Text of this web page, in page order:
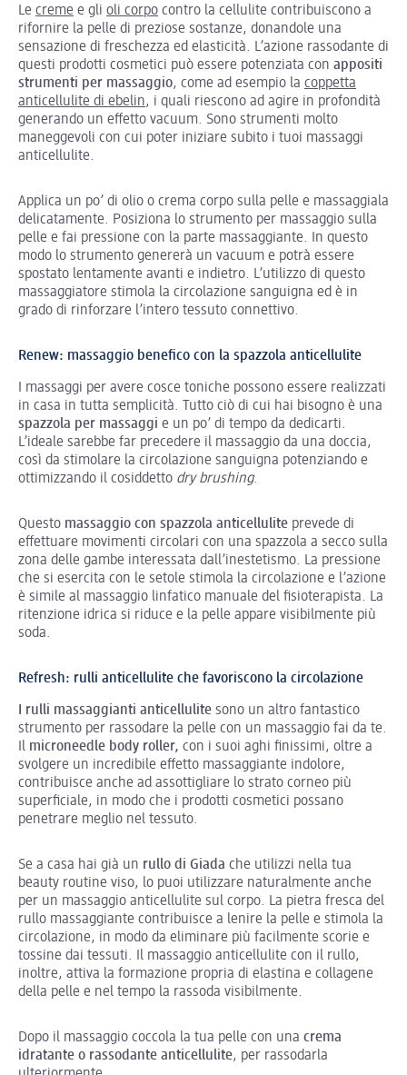
Le creme e gli oli corpo contro la cellulite contribuiscono a
rifornire la pelle di preziose sostanze, donandole una
sensazione di freschezza ed elasticità. L’azione rassodante di
questi prodotti cosmetici può essere potenziata con appositi
strumenti per massaggio, come ad esempio la coppetta
anticellulite di ebelin, i quali riescono ad agire in profondità
generando un effetto vacuum. Sono strumenti molto
maneggevoli con cui poter iniziare subito i tuoi massaggi
anticellulite.
Applica un po’ di olio o crema corpo sulla pelle e massaggiala
delicatamente. Posiziona lo strumento per massaggio sulla
pelle e fai pressione con la parte massaggiante. In questo
modo lo strumento genererà un vacuum e potrà essere
spostato lentamente avanti e indietro. L’utilizzo di questo
massaggiatore stimola la circolazione sanguigna ed è in
grado di rinforzare l’intero tessuto connettivo.
Renew: massaggio benefico con la spazzola anticellulite
I massaggi per avere cosce toniche possono essere realizzati
in casa in tutta semplicità. Tutto ciò di cui hai bisogno è una
spazzola per massaggi e un po’ di tempo da dedicarti.
L’ideale sarebbe far precedere il massaggio da una doccia,
così da stimolare la circolazione sanguigna potenziando e
ottimizzando il cosiddetto dry brushing.
Questo massaggio con spazzola anticellulite prevede di
effettuare movimenti circolari con una spazzola a secco sulla
zona delle gambe interessata dall’inestetismo. La pressione
che si esercita con le setole stimola la circolazione e l’azione
è simile al massaggio linfatico manuale del fisioterapista. La
ritenzione idrica si riduce e la pelle appare visibilmente più
soda.
Refresh: rulli anticellulite che favoriscono la circolazione
I rulli massaggianti anticellulite sono un altro fantastico
strumento per rassodare la pelle con un massaggio fai da te.
Il microneedle body roller, con i suoi aghi finissimi, oltre a
svolgere un incredibile effetto massaggiante indolore,
contribuisce anche ad assottigliare lo strato corneo più
superficiale, in modo che i prodotti cosmetici possano
penetrare meglio nel tessuto.
Se a casa hai già un rullo di Giada che utilizzi nella tua
beauty routine viso, lo puoi utilizzare naturalmente anche
per un massaggio anticellulite sul corpo. La pietra fresca del
rullo massaggiante contribuisce a lenire la pelle e stimola la
circolazione, in modo da eliminare più facilmente scorie e
tossine dai tessuti. Il massaggio anticellulite con il rullo,
inoltre, attiva la formazione propria di elastina e collagene
della pelle e nel tempo la rassoda visibilmente.
Dopo il massaggio coccola la tua pelle con una crema
idratante o rassodante anticellulite, per rassodarla